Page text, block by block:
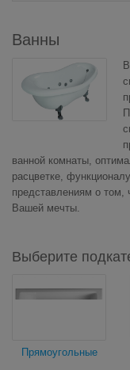
Ванны
ванной комнаты,
расцветке,
представлениям о том,
Вашей мечты.
Выберите
Прямоугольные